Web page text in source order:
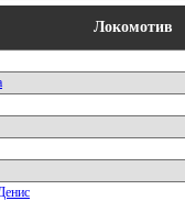
Локомотив